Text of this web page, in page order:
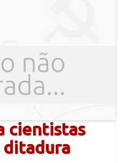
cientistas
ditadura